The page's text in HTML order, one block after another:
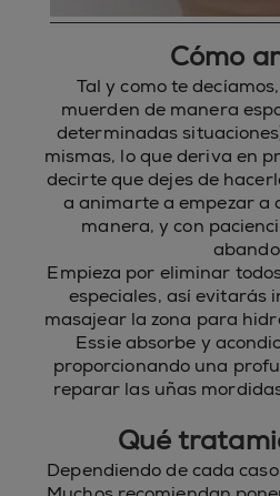
Cómo
Tal y como te
muerden de manera
determinadas
mismas, lo que deriva en
decirte que dejes de
a animarte a empezar a
manera, y con
Empieza por eliminar
especiales, así evitarás
masajear la zona para
Essie absorbe y
proporcionando una
reparar las uñas
Qué
Dependiendo de cada